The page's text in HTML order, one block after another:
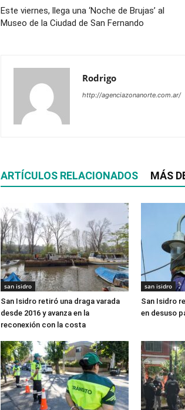
Este viernes, llega una ‘Noche de Brujas’ al
Museo de la Ciudad de San Fernando
Rodrigo
http://agenciazonanorte.com.ar/
ARTÍCULOS RELACIONADOS MÁS
san isidro
San Isidro retiró una draga varada
desde 2016 y avanza en la
reconexión con la costa
san isidro
San Isidro
en desuso